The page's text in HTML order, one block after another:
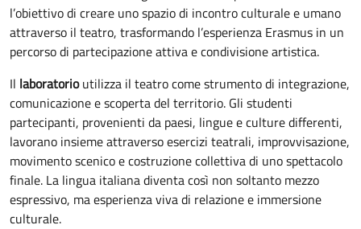
l’obiettivo di creare uno spazio di incontro culturale e umano
attraverso il teatro, trasformando l’esperienza Erasmus in un
percorso di partecipazione attiva e condivisione artistica.
Il laboratorioutilizza il teatro come strumento di integrazione,
comunicazione e scoperta del territorio. Gli studenti
partecipanti, provenienti da paesi, lingue e culture differenti,
lavorano insieme attraverso esercizi teatrali, improvvisazione,
movimento scenico e costruzione collettiva di uno spettacolo
finale. La lingua italiana diventa così non soltanto mezzo
espressivo, ma esperienza viva di relazione e immersione
culturale.